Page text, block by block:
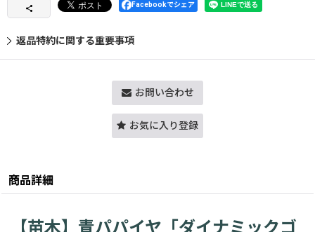
Facebookでシェア
返品特約に関する重要事項
お問い合わせ
お気に入り登録
商品詳細
【苗木】青パパイヤ「ダイナミックゴ